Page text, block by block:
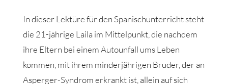
In dieser Lektüre für den Spanischunterricht steht
die 21-jährige Laila im Mittelpunkt, die nachdem
ihre Eltern bei einem Autounfall ums Leben
kommen, mit ihrem minderjährigen Bruder, der an
Asperger-Syndrom erkrankt ist, allein auf sich